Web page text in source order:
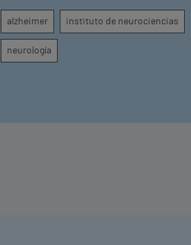
para el exhaustivo seguimiento clínico
de cada paciente
alzheimer instituto de neurociencias
neurología